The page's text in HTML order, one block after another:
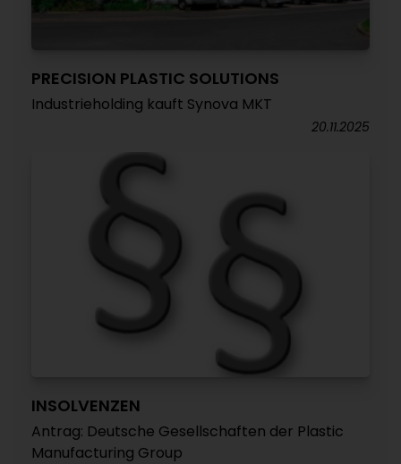
PRECISION PLASTIC SOLUTIONS
Industrieholding kauft Synova MKT
20.11.2025
INSOLVENZEN
Antrag: Deutsche Gesellschaften der Plastic
Manufacturing Group